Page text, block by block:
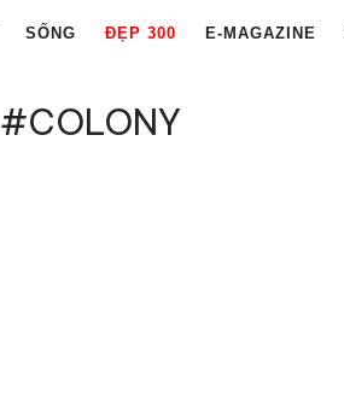
SỐNG ĐẸP 300 E-MAGAZINE
#COLONY